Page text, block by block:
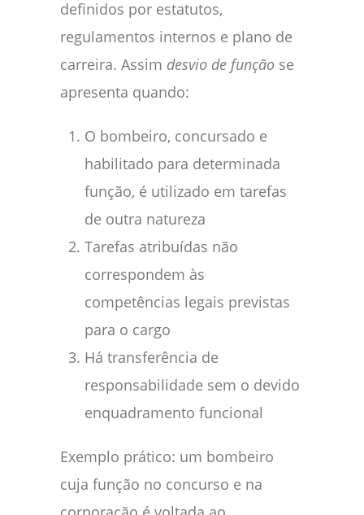
definidos por estatutos,
regulamentos internos e plano de
carreira. Assim desvio de função se
apresenta quando:
O bombeiro, concursado e
habilitado para determinada
função, é utilizado em tarefas
de outra natureza
Tarefas atribuídas não
correspondem às
competências legais previstas
para o cargo
Há transferência de
responsabilidade sem o devido
enquadramento funcional
Exemplo prático: um bombeiro
cuja função no concurso e na